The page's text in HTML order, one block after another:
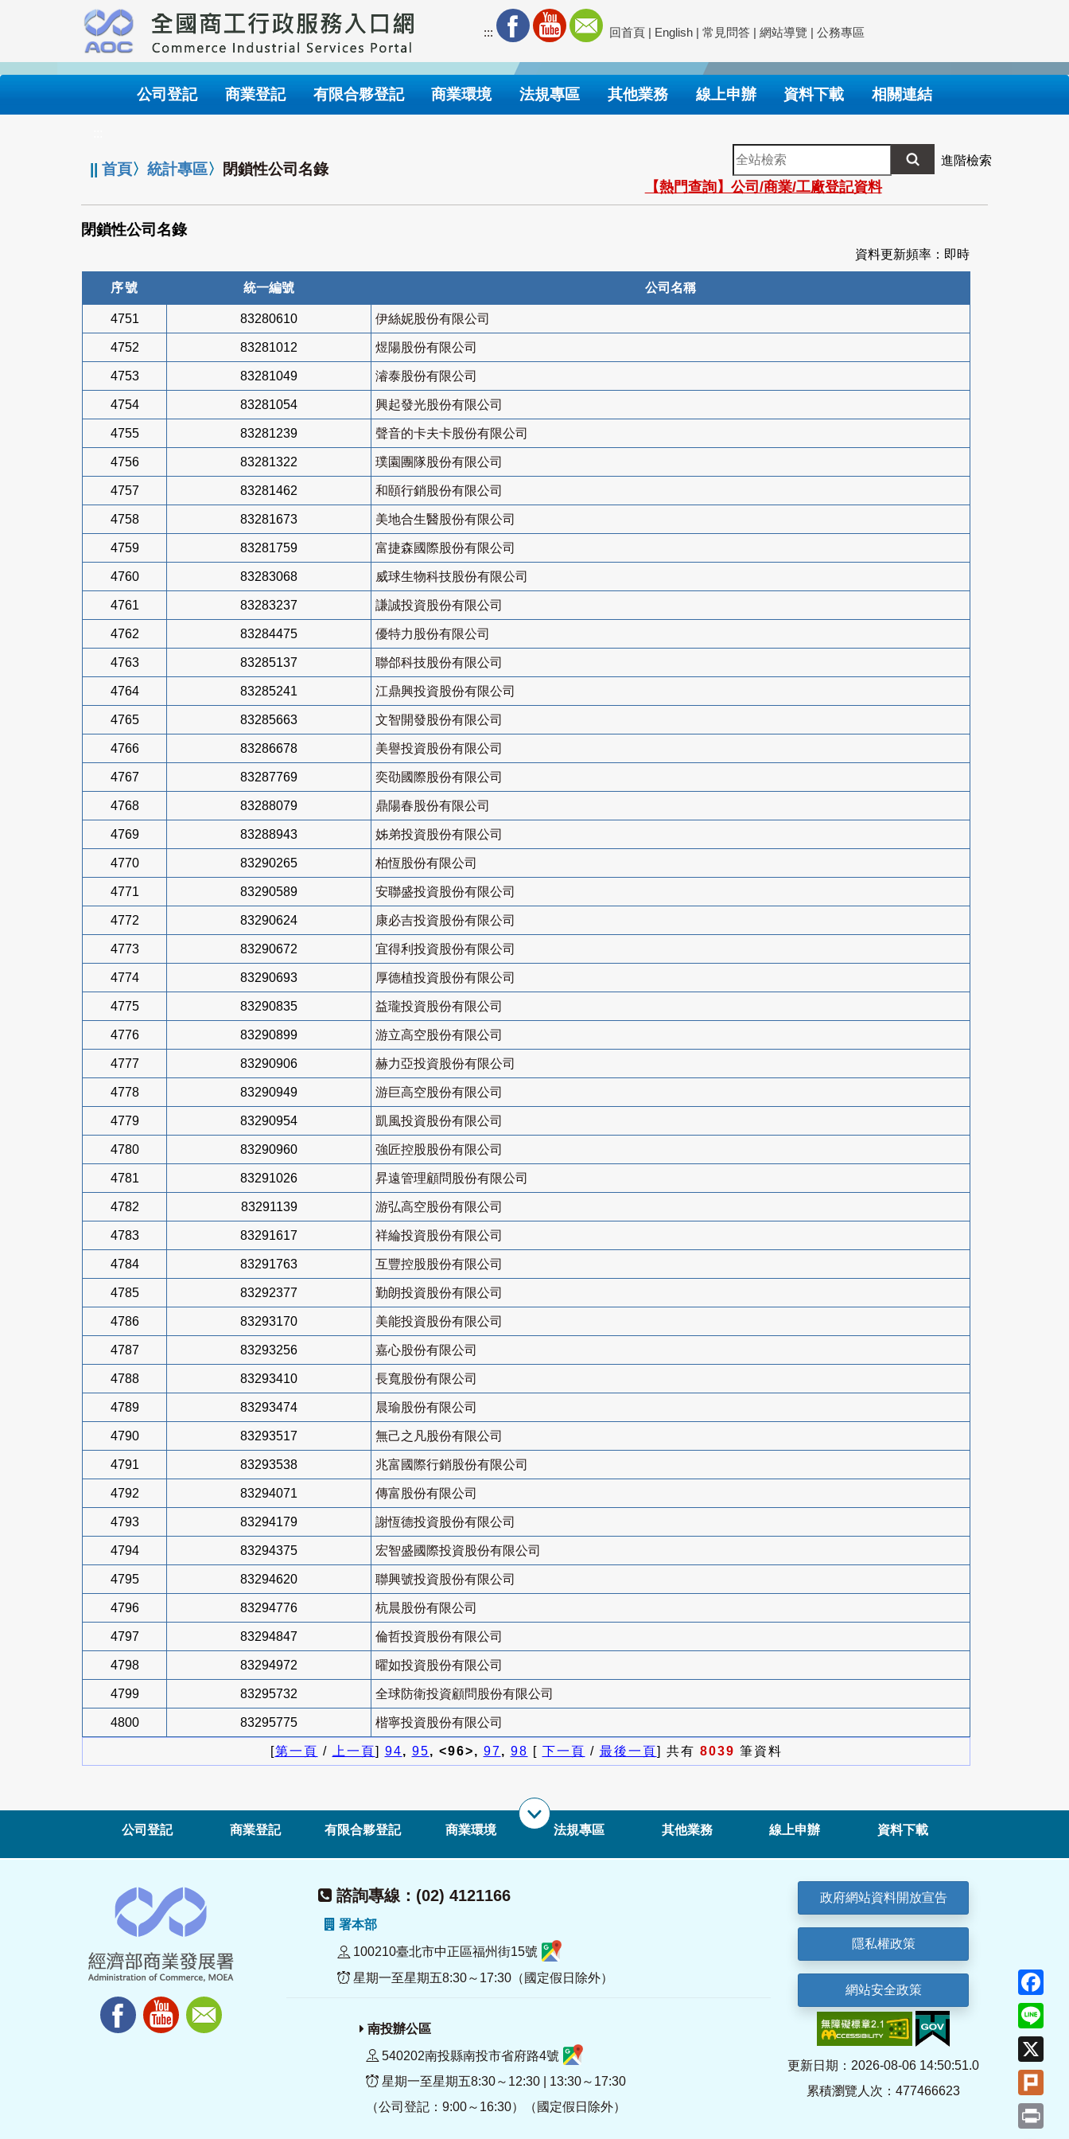
要
內
::: 回首頁 | English | 常見問答 | 網站導覽 | 公務專區
公司登記 商業登記 有限合夥登記 商業環境 法規專區 其他業務 線上申辦 資料下載 相關連結
||首頁〉統計專區〉 閉鎖性公司名錄
全
站
檢
索
進階檢索
【熱門查詢】公司/商業/工廠登記資料
閉鎖性公司名錄
資料更新頻率：即時
序號 統一編號 公司名稱
4751 83280610 伊絲妮股份有限公司
4752 83281012 煜陽股份有限公司
4753 83281049 濬泰股份有限公司
4754 83281054 興起發光股份有限公司
4755 83281239 聲音的卡夫卡股份有限公司
4756 83281322 璞園團隊股份有限公司
4757 83281462 和頤行銷股份有限公司
4758 83281673 美地合生醫股份有限公司
4759 83281759 富捷森國際股份有限公司
4760 83283068 威球生物科技股份有限公司
4761 83283237 謙誠投資股份有限公司
4762 83284475 優特力股份有限公司
4763 83285137 聯郃科技股份有限公司
4764 83285241 江鼎興投資股份有限公司
4765 83285663 文智開發股份有限公司
4766 83286678 美譽投資股份有限公司
4767 83287769 奕劭國際股份有限公司
4768 83288079 鼎陽春股份有限公司
4769 83288943 姊弟投資股份有限公司
4770 83290265 柏恆股份有限公司
4771 83290589 安聯盛投資股份有限公司
4772 83290624 康必吉投資股份有限公司
4773 83290672 宜得利投資股份有限公司
4774 83290693 厚德植投資股份有限公司
4775 83290835 益瓏投資股份有限公司
4776 83290899 游立高空股份有限公司
4777 83290906 赫力亞投資股份有限公司
4778 83290949 游巨高空股份有限公司
4779 83290954 凱風投資股份有限公司
4780 83290960 強匠控股股份有限公司
4781 83291026 昇遠管理顧問股份有限公司
4782 83291139 游弘高空股份有限公司
4783 83291617 祥綸投資股份有限公司
4784 83291763 互豐控股股份有限公司
4785 83292377 勤朗投資股份有限公司
4786 83293170 美能投資股份有限公司
4787 83293256 嘉心股份有限公司
4788 83293410 長寬股份有限公司
4789 83293474 晨瑜股份有限公司
4790 83293517 無己之凡股份有限公司
4791 83293538 兆富國際行銷股份有限公司
4792 83294071 傳富股份有限公司
4793 83294179 謝恆德投資股份有限公司
4794 83294375 宏智盛國際投資股份有限公司
4795 83294620 聯興號投資股份有限公司
4796 83294776 杭晨股份有限公司
4797 83294847 倫哲投資股份有限公司
4798 83294972 曜如投資股份有限公司
4799 83295732 全球防衛投資顧問股份有限公司
4800 83295775 楷寧投資股份有限公司
[第一頁 / 上一頁] 94, 95, <96>, 97, 98 [ 下一頁 / 最後一頁] 共有 8039 筆資料
公司登記 商業登記 有限合夥登記 商業環境 法規專區 其他業務 線上申辦 資料下載
諮詢專線：(02) 4121166
署本部
100210臺北市中正區福州街15號
星期一至星期五8:30～17:30（國定假日除外）
南投辦公區
540202南投縣南投市省府路4號
星期一至星期五8:30～12:30 | 13:30～17:30
（公司登記：9:00～16:30）（國定假日除外）
政府網站資料開放宣告
隱私權政策
網站安全政策
更新日期：2026-08-06 14:50:51.0
累積瀏覽人次：477466623